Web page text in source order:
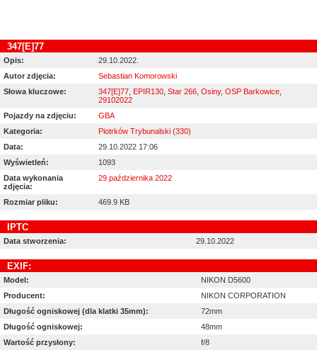
347[E]77
Opis:
29.10.2022.
Autor zdjęcia:
Sebastian Komorowski
Słowa kluczowe:
347[E]77 EPIR130 Star 266 Osiny, OSP Barkowice
29102022
Pojazdy na zdjęciu:
GBA
Kategoria:
Piotrków Trybunalski (330)
Data:
29.10.2022 17:06
Wyświetleń:
1093
Data wykonania
zdjęcia:
29 października 2022
Rozmiar pliku: 469.9 KB
IPTC
Data stworzenia: 29.10.2022
EXIF:
Model:
NIKON D5600
Producent:
NIKON CORPORATION
Długość ogniskowej (dla klatki 35mm):
72mm
Długość ogniskowej:
48mm
Wartość przysłony:
f/8